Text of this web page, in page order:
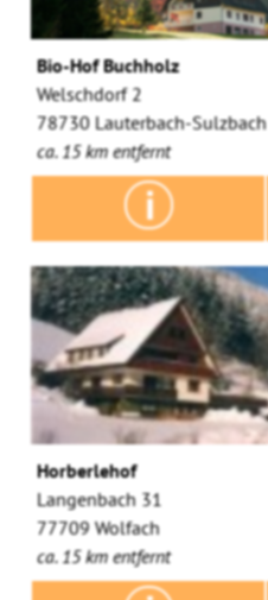
Bio-Hof Buchholz
Welschdorf 2
78730 Lauterbach-Sulzbach
ca. 15 km entfernt
Horberlehof
Langenbach 31
77709 Wolfach
ca. 15 km entfernt